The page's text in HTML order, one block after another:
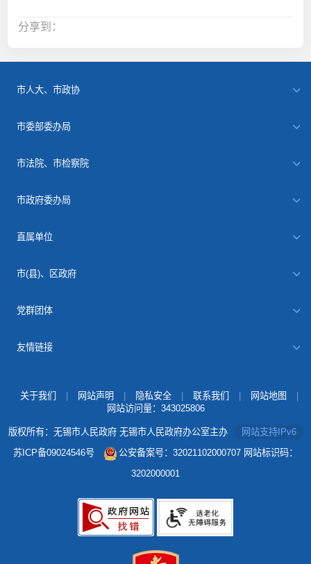
分享到：
市人大、市政协
市委部委办局
市法院、市检察院
市政府委办局
直属单位
市(县)、区政府
党群团体
友情链接
关于我们 网站声明 隐私安全 联系我们 网站地图
网站访问量： 343025806
版权所有：无锡市人民政府 无锡市人民政府办公室主办
网站支持IPv6
苏ICP备09024546号
公安备案号：32021102000707 网站标识码：
3202000001